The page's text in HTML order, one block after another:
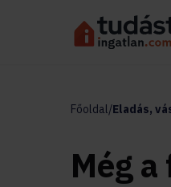
Főoldal/Eladás,
Még